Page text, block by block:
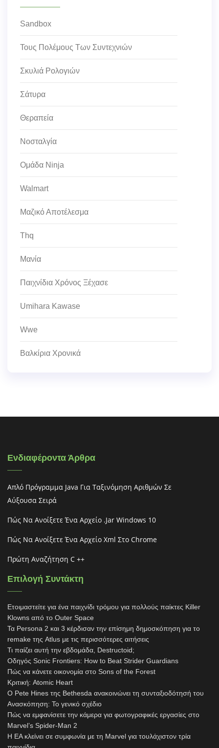
Sandbox
Τους Πολέμους Των Συντεχνιών
Σκυλιά Ρολογιών
Σάτυρα
Θεραπεία
Νοσταλγία
Ομάδα Ninja
Walmart
Μαζικό Αποτέλεσμα
Thq
Μανία
Παιχνίδια Χρόνος Ξέχασε
Umihara Kawase
Wwe
Βαλκίρια Χρονικά
Ενδιαφέροντα Άρθρα
Απλό Πρόγραμμα Java Για Ταξινόμηση Αριθμών Σε
Αύξουσα Σειρά
Πώς Να Ανοίξετε Ένα Αρχείο .jar Windows 10
Πώς Να Ανοίξετε Ένα Αρχείο Xml Στο Chrome
Πρώτη Αναζήτηση C ++
Επιλογή Συντάκτη
Ετοιμαστείτε για ένα παιχνίδι τρόμου για πολλούς παίκτες Killer
Klowns από το Outer Space
Τα Persona 2 και 3 κέρδισαν την επίσημη δημοσκόπηση για το
remake της Atlus με τις περισσότερες αιτήσεις
Τι παίζει αυτή την εβδομάδα, Destructoid;
Οδηγός Sonic Frontiers: How to Beat Strider Guardians
Πώς να κάνετε οικονομία στο Sons of the Forest
Κριτική: Atomic Heart
Ο Pete Hines της Bethesda ανακοινώνει τη συνταξιοδότησή του
Ανασκόπηση: Το γενικό σχέδιο
Πώς να εμφανίσετε την κάμερα για φωτογραφικές εργασίες στο
Marvel’s Spider-Man 2
Η EA κλείνει σε συμφωνία με τη Marvel για τουλάχιστον τρία